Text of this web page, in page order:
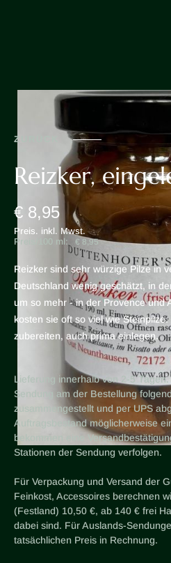
ZURÜCK
Reizker,
€ 8,95
Preis. inkl. Mwst.
Preis/100 ml:
€ 8,95
Reizker sind sehr würzige Pilze in
Deutschland wenig geschätzt, in
um so mehr - in der Provence und
kosten sie oft so viel wie
zubereiten, auch prima einlegen.
Lieferung innerhalb von 2-5
Sendung am der Bestellung
zusammengestellt und per UPS
Auftragsbestand möglicherweise
bekommen eine
Stationen der Sendung verfolgen.
Für Verpackung und Versand der
Feinkost, Accessoires berechnen
(Festland) 10,50 €, ab 140 € frei
dabei sind. Für Auslands-
tatsächlichen Preis in Rechnung.